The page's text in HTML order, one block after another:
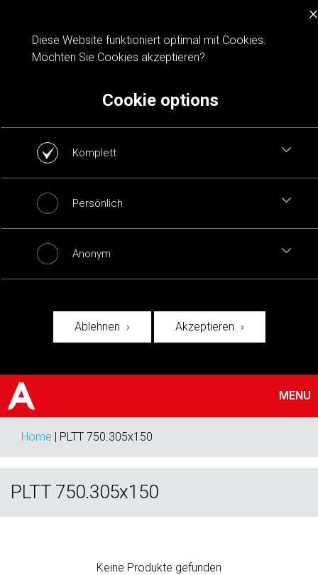
Cookie notification
×
Diese Website funktioniert optimal mit Cookies.
Möchten Sie Cookies akzeptieren?
Cookie options
Komplett
Persönlich
Anonym
Ablehnen Akzeptieren
MENU
Home | PLTT 750.305x150
PLTT 750.305x150
Keine Produkte gefunden